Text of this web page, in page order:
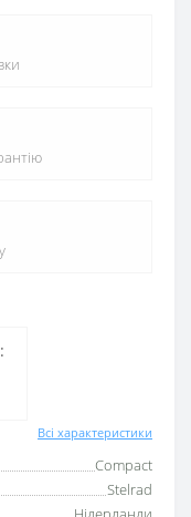
Всі характеристики
Compact
Stelrad